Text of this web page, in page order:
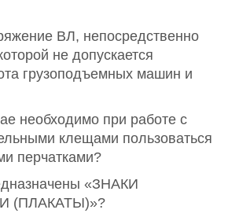
ВЛ, непосредственно
не допускается
грузоподъемных машин и
необходимо при работе с
клещами пользоваться
перчатками?
«ЗНАКИ
(ПЛАКАТЫ)»?